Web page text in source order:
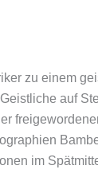
zu einem
auf
im